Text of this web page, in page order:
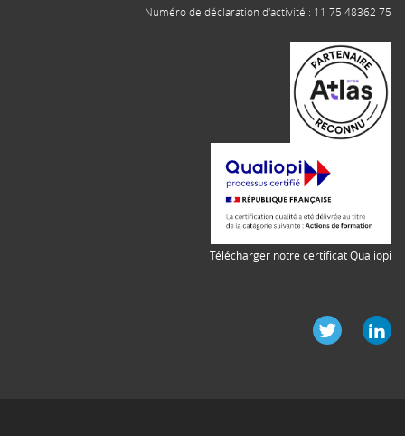
Numéro de déclaration d'activité : 11 75 48362 75
Télécharger notre certificat Qualiopi